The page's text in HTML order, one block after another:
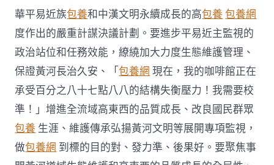
刻
貫
徹
落
實
中
共
中
心
決
議
計
劃
華平易近族包養和中漢文明永續成長的高包養 包養網
度作出的嚴重計謀決議計劃。要進步平易近主監視的
政治站位和任務效能，繚繞加大力度生態維護管理、
保證黃河長治久安、「包養網 現在，我的咖啡館正在
承受百分之八十七點八八的結構失衡壓力！我需要校
準！」增進全流域高東西的品質成長、改良國民群眾
包養 生涯、維護傳承弘揚黃河文明等展開專項監視，
做包養網 到標的目的對、發力準、後果好。要聚焦事